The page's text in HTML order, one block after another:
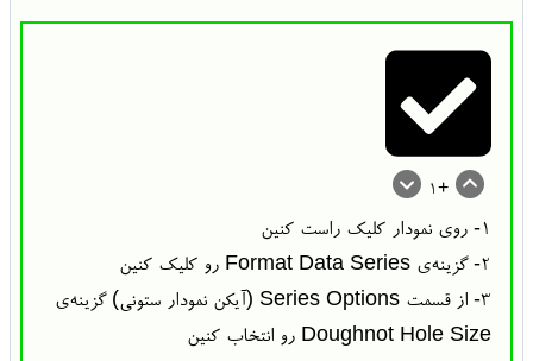
+1
۱- روی نمودار کلیک راست کنین
۲- گزینه‌ی Format Data Series رو کلیک کنین
۳- از قسمت Series Options (آیکن نمودار ستونی) گزینه‌ی
Doughnot Hole Size رو انتخاب کنین